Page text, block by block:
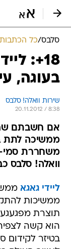
סלבס/כל הכתבות
18+:
בעוגה,
שירות וואלה! סלבס
20.11.2012 / 8:38
אם חשבתם
ממשיכה לתת
משחררת סמי-
וואלה! סלבס
ליידי גאגא
ממשיכות
תוצרת
הוא קשה